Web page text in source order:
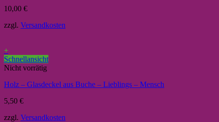
10,00 €
zzgl. Versandkosten
+
Schnellansicht
Nicht vorrätig
Holz – Glasdeckel aus Buche – Lieblings – Mensch
5,50 €
zzgl. Versandkosten